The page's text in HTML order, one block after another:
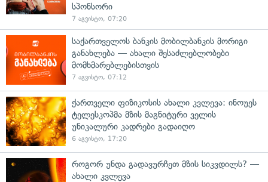
სპონსორი
7 აგვისტო, 07:20
საქართველოს ბანკის მობილბანკის მორიგი
განახლება — ახალი შესაძლებლობები
მომხმარებლებისთვის
7 აგვისტო, 07:12
ქართველი ფიზიკოსის ახალი კვლევა: ინოუეს
ტელესკოპმა მზის მაგნიტური ველის
უნიკალური კადრები გადაიღო
6 აგვისტო, 17:20
როგორ უნდა გადავურჩეთ მზის სიკვდილს? —
ახალი კვლევა